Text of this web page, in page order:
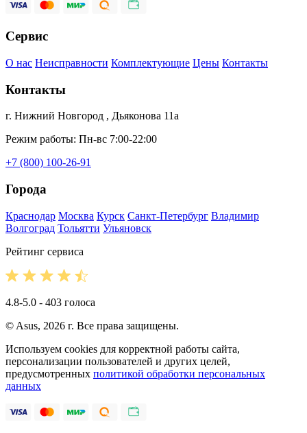
Сервис
О нас Неисправности Комплектующие Цены Контакты
Контакты
г. Нижний Новгород , Дьяконова 11а
Режим работы: Пн-вс 7:00-22:00
+7 (800) 100-26-91
Города
Краснодар Москва Курск Санкт-Петербург Владимир
Волгоград Тольятти Ульяновск
Рейтинг сервиса
4.8-5.0 - 403 голоса
© Asus, 2026 г. Все права защищены.
Используем cookies для корректной работы сайта,
персонализации пользователей и других целей,
предусмотренных политикой обработки персональных
данных